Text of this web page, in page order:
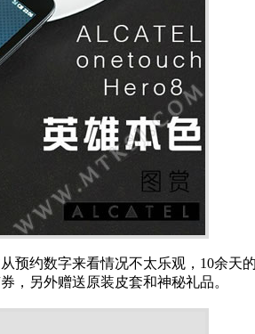
预约数字来看情况不太乐观，10余
，另外赠送原装皮套和神秘礼品。